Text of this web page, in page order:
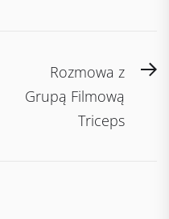
Rozmowa z
Grupą Filmową
Triceps